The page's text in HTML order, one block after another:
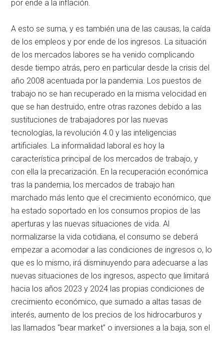
por ende a la inflación.
A esto se suma, y es también una de las causas, la caída
de los empleos y por ende de los ingresos. La situación
de los mercados labores se ha venido complicando
desde tiempo atrás, pero en particular desde la crisis del
año 2008 acentuada por la pandemia. Los puestos de
trabajo no se han recuperado en la misma velocidad en
que se han destruido, entre otras razones debido a las
sustituciones de trabajadores por las nuevas
tecnologías, la revolución 4.0 y las inteligencias
artificiales. La informalidad laboral es hoy la
característica principal de los mercados de trabajo, y
con ella la precarización. En la recuperación económica
tras la pandemia, los mercados de trabajo han
marchado más lento que el crecimiento económico, que
ha estado soportado en los consumos propios de las
aperturas y las nuevas situaciones de vida. Al
normalizarse la vida cotidiana, el consumo se deberá
empezar a acomodar a las condiciones de ingresos o, lo
que es lo mismo, irá disminuyendo para adecuarse a las
nuevas situaciones de los ingresos, aspecto que limitará
hacia los años 2023 y 2024 las propias condiciones de
crecimiento económico, que sumado a altas tasas de
interés, aumento de los precios de los hidrocarburos y
las llamados “bear market” o inversiones a la baja, son el